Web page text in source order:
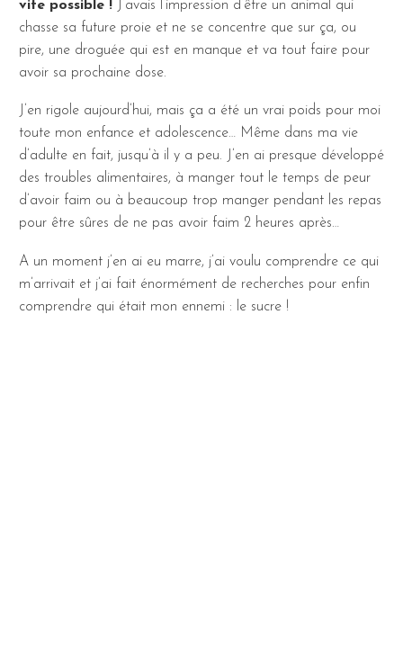
vite possible ! J’avais l’impression d’être un animal qui
chasse sa future proie et ne se concentre que sur ça, ou
pire, une droguée qui est en manque et va tout faire pour
avoir sa prochaine dose.
J’en rigole aujourd’hui, mais ça a été un vrai poids pour moi
toute mon enfance et adolescence… Même dans ma vie
d’adulte en fait, jusqu’à il y a peu. J’en ai presque développé
des troubles alimentaires, à manger tout le temps de peur
d’avoir faim ou à beaucoup trop manger pendant les repas
pour être sûres de ne pas avoir faim 2 heures après…
A un moment j’en ai eu marre, j’ai voulu comprendre ce qui
m’arrivait et j’ai fait énormément de recherches pour enfin
comprendre qui était mon ennemi : le sucre !